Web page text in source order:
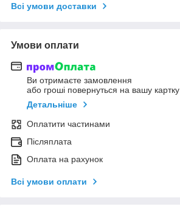
Всі умови доставки
Умови оплати
Ви отримаєте замовлення
або гроші повернуться на вашу картку
Детальніше
Оплатити частинами
Післяплата
Оплата на рахунок
Всі умови оплати